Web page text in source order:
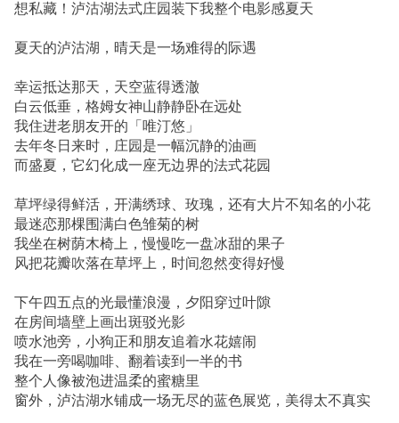
想私藏！泸沽湖法式庄园装下我整个电影感夏天
夏天的泸沽湖，晴天是一场难得的际遇
幸运抵达那天，天空蓝得透澈
白云低垂，格姆女神山静静卧在远处
我住进老朋友开的「唯汀悠」
去年冬日来时，庄园是一幅沉静的油画
而盛夏，它幻化成一座无边界的法式花园
草坪绿得鲜活，开满绣球、玫瑰，还有大片不知名的小花
最迷恋那棵围满白色雏菊的树
我坐在树荫木椅上，慢慢吃一盘冰甜的果子
风把花瓣吹落在草坪上，时间忽然变得好慢
下午四五点的光最懂浪漫，夕阳穿过叶隙
在房间墙壁上画出斑驳光影
喷水池旁，小狗正和朋友追着水花嬉闹
我在一旁喝咖啡、翻着读到一半的书
整个人像被泡进温柔的蜜糖里
窗外，泸沽湖水铺成一场无尽的蓝色展览，美得太不真实